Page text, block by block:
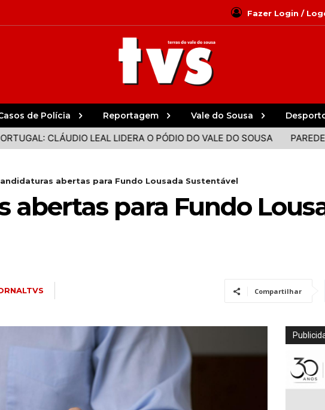
Fazer Login /
de Polícia Reportagem Vale do Sousa
CLÁUDIO LEAL LIDERA O PÓDIO DO VALE DO SOUSA PAREDES,
abertas para Fundo Lousada Sustentável
abertas para Fundo
Compartilhar